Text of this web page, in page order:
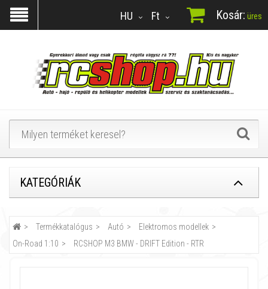
Ft
HU Kosár: üres
KATEGÓRIÁK
Termékkatalógus Autó
Elektromos modellek
On-Road 1:10
RCSHOP M3 BMW - DRIFT Edition - RTR